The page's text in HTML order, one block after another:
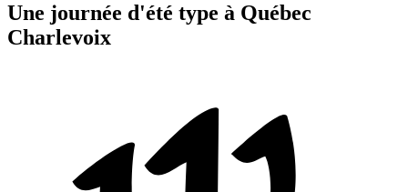
Une journée d'été type à Québec
Charlevoix